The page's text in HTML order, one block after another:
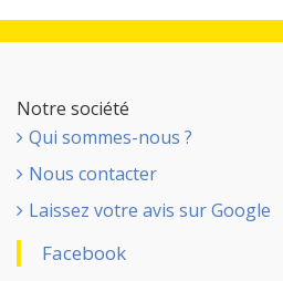
Notre société
Qui sommes-nous ?
Nous contacter
Laissez votre avis sur Google
Facebook